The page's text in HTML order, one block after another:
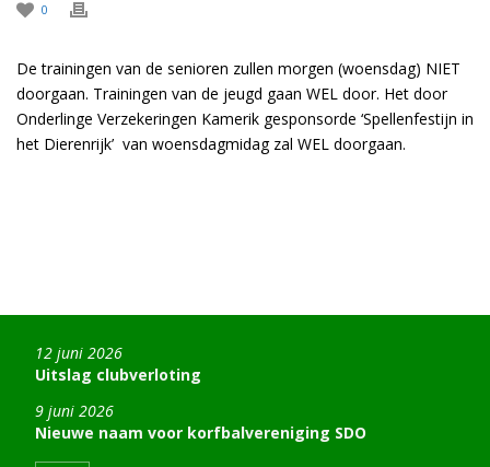
0
De trainingen van de senioren zullen morgen (woensdag) NIET
doorgaan. Trainingen van de jeugd gaan WEL door. Het door
Onderlinge Verzekeringen Kamerik gesponsorde ‘Spellenfestijn in
het Dierenrijk’ van woensdagmidag zal WEL doorgaan.
Uitslag clubverloting
12 juni 2026
Nieuwe naam voor korfbalvereniging SDO
9 juni 2026